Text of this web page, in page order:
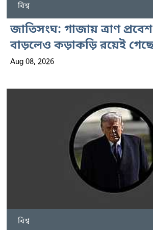
বিশ্ব
জাতিসংঘ: গাজায় ত্রাণ
বাড়লেও কড়াকড়ি রয়েই
Aug 08, 2026
বিশ্ব